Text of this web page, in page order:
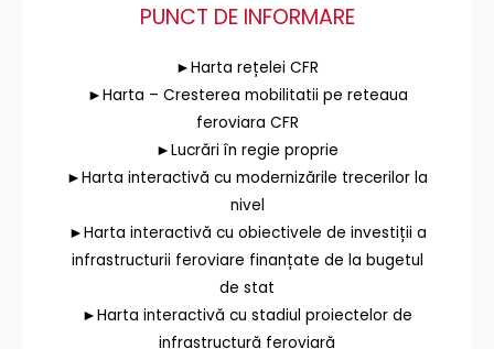
PUNCT DE INFORMARE
►Harta rețelei CFR
►Harta – Cresterea mobilitatii pe reteaua
feroviara CFR
►Lucrări în regie proprie
►Harta interactivă cu modernizările trecerilor la
nivel
►Harta interactivă cu obiectivele de investiții a
infrastructurii feroviare finanțate de la bugetul
de stat
►Harta interactivă cu stadiul proiectelor de
infrastructură feroviară